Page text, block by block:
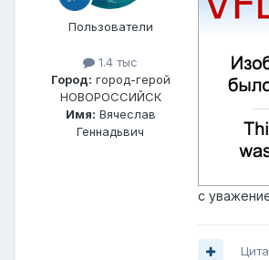
Пользователи
1.4 тыс
Город: город-герой
НОВОРОССИЙСК
Имя: Вячеслав
Геннадьвич
с